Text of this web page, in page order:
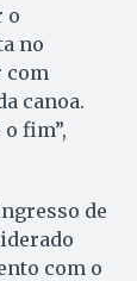
o
no
com
canoa.
fim”,
de
com o